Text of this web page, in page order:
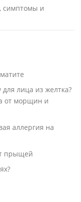
симптомы и
лица из желтка?
от морщин и
аллергия на
прыщей